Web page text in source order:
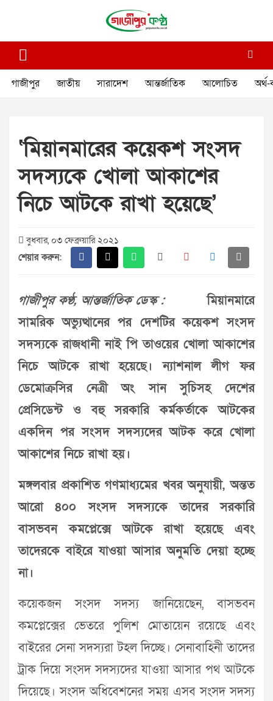
গাজীপুর কণ্ঠ
গাজীপুর জাতীয় সারাদেশ আন্তর্জাতিক আলোচিত অর্থ-
‘মিয়ানমারের কয়েকশ সংসদ
সদস্যকে খোলা আকাশের
নিচে আটকে রাখা হয়েছে’
বুধবার, ০৩ ফেব্রুয়ারি ২০২১
শেয়ার করুন:
গাজীপুর কণ্ঠ, আন্তর্জাতিক ডেস্ক :মিয়ানমারে
সামরিক অভ্যুত্থানের পর দেশটির কয়েকশ সংসদ
সদস্যকে রাজধানী নাই পি তাওয়ের খোলা আকাশের
নিচে আটকে রাখা হয়েছে। ন্যাশনাল লীগ ফর
ডেমোক্রসির নেত্রী অং সান সুচিসহ দেশের
প্রেসিডেন্ট ও বহু সরকারি কর্মকর্তাকে আটকের
একদিন পর সংসদ সদস্যদের আটক করে খোলা
আকাশের নিচে রাখা হয়।
মঙ্গলবার প্রকাশিত গণমাধ্যমের খবর অনুযায়ী, অন্তত
আরো ৪০০ সংসদ সদস্যকে তাদের সরকারি
বাসভবন কমপ্লেক্সে আটকে রাখা হয়েছে এবং
তাদেরকে বাইরে যাওয়া আসার অনুমতি দেয়া হচ্ছে
না।
কয়েকজন সংসদ সদস্য জানিয়েছেন, বাসভবন
কমপ্লেক্সের ভেতরে পুলিশ মোতায়েন রয়েছে এবং
বাইরের সেনা সদস্যরা টহল দিচ্ছে। সেনাবাহিনী তাদের
ট্রাক দিয়ে সংসদ সদস্যদের যাওয়া আসার পথ আটকে
দিয়েছে। সংসদ অধিবেশনের সময় এসব সংসদ সদস্য